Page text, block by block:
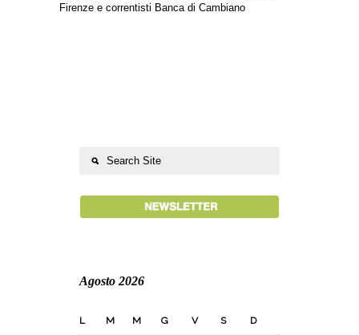
Firenze e correntisti Banca di Cambiano
Agosto 2026
L M M G V S D